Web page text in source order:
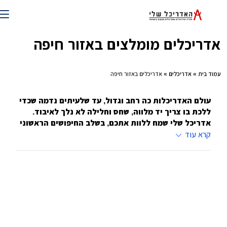
מומלצים באזור חיפה
בית »אדריכלים» אדריכלים באזור חיפה
עולם האדריכלות כה רחב וגדול, עד שלעיתים נדמה שכדי
ללכת בו צריך יד מלווה, שחס וחלילה לא נלך לאיבוד.
אדריכל שלי שמח ללוות אתכם, בשלב החיפושים הראשוני
עד לשלב חתימת החוזה עם אדריכל בדרך לבניית בית
קרא עוד